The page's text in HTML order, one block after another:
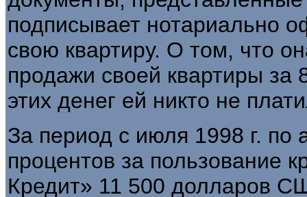
подпи­сывает нотариально
свою квартиру. О том, что
продажи своей квартиры за
этих денег ей никто не
За период с июля 1998 г. по
процентов за пользование
Кредит» 11 500 долларов